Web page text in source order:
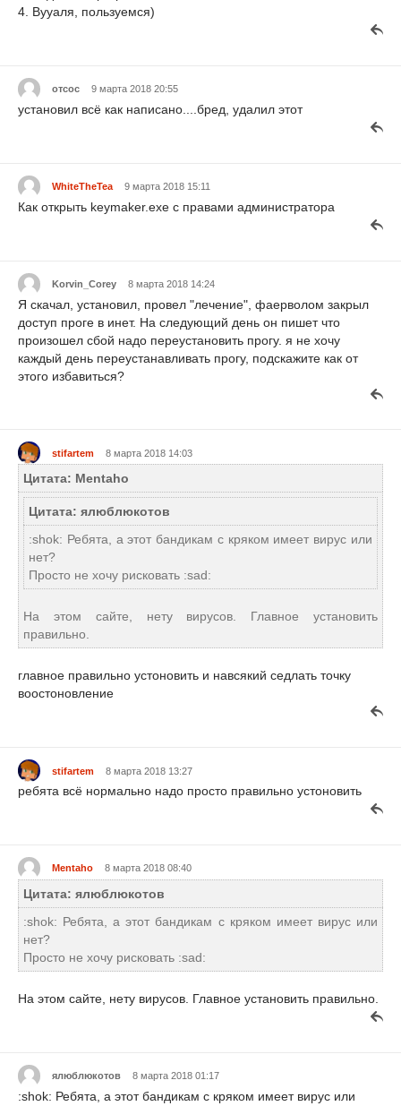
4. Вууаля, пользуемся)
отсос 9 марта 2018 20:55
установил всё как написано....бред, удалил этот
WhiteTheTea 9 марта 2018 15:11
Как открыть keymaker.exe с правами администратора
Korvin_Corey 8 марта 2018 14:24
Я скачал, установил, провел "лечение", фаерволом закрыл
доступ проге в инет. На следующий день он пишет что
произошел сбой надо переустановить прогу. я не хочу
каждый день переустанавливать прогу, подскажите как от
этого избавиться?
stifartem 8 марта 2018 14:03
Цитата: Mentaho
Цитата: ялюблюкотов
:shok: Ребята, а этот бандикам с кряком имеет вирус или
нет?
Просто не хочу рисковать :sad:
На этом сайте, нету вирусов. Главное установить
правильно.
главное правильно устоновить и навсякий седлать точку
воостоновление
stifartem 8 марта 2018 13:27
ребята всё нормально надо просто правильно устоновить
Mentaho 8 марта 2018 08:40
Цитата: ялюблюкотов
:shok: Ребята, а этот бандикам с кряком имеет вирус или
нет?
Просто не хочу рисковать :sad:
На этом сайте, нету вирусов. Главное установить правильно.
ялюблюкотов 8 марта 2018 01:17
:shok: Ребята, а этот бандикам с кряком имеет вирус или